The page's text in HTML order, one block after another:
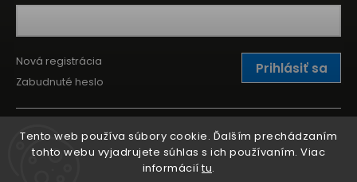
Tento web používa súbory cookie. Ďalším prechádzaním
tohto webu vyjadrujete súhlas s ich používaním. Viac
informácií tu.
Prihlásiť sa
Nová registrácia
Zabudnuté heslo